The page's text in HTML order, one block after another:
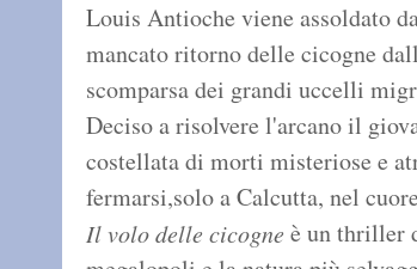
Louis Antioche viene assoldato
mancato ritorno delle cicogne
scomparsa dei grandi uccelli
Deciso a risolvere l'arcano il
costellata di morti misteriose e
fermarsi,solo a Calcutta,
Il volo delle cicogne è un thriller